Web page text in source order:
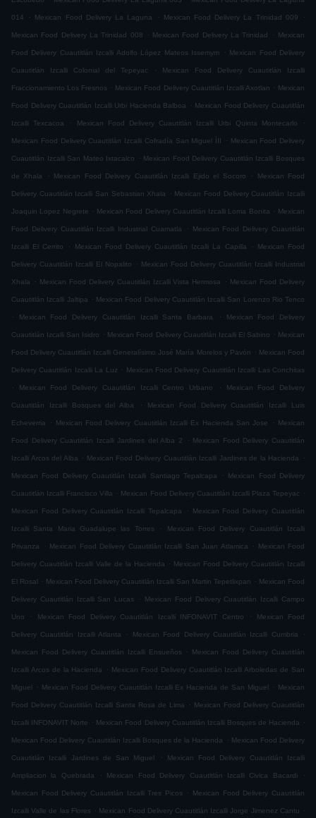
014 . Mexican Food Delivery La Laguna . Mexican Food Delivery La Trinidad 009 .
Mexican Food Delivery La Trinidad 008 . Mexican Food Delivery La Trinidad . Mexican
Food Delivery Cuautitlán Izcalli Adolfo López Mateos Issemym . Mexican Food Delivery
Cuautitlán Izcalli Colonial del Tepeyac . Mexican Food Delivery Cuautitlán Izcalli
Fraccionamiento Los Fresnos . Mexican Food Delivery Cuautitlán Izcalli Axotlan . Mexican
Food Delivery Cuautitlán Izcalli Urbi Hacienda Balboa . Mexican Food Delivery Cuautitlán
Izcalli Texcacoa . Mexican Food Delivery Cuautitlán Izcalli Urbi Quinta Montecarlo .
Mexican Food Delivery Cuautitlán Izcalli Cofradía San Miguel ÌII . Mexican Food Delivery
Cuautitlán Izcalli San Mateo Ixtacalco . Mexican Food Delivery Cuautitlán Izcalli Bosques
de Xhala . Mexican Food Delivery Cuautitlán Izcalli Ejido el Socoro . Mexican Food
Delivery Cuautitlán Izcalli San Sebastian Xhala . Mexican Food Delivery Cuautitlán Izcalli
Joaquin Lopez Negrete . Mexican Food Delivery Cuautitlán Izcalli Loma Bonita . Mexican
Food Delivery Cuautitlán Izcalli Industrial Cuamatla . Mexican Food Delivery Cuautitlán
Izcalli El Cerrito . Mexican Food Delivery Cuautitlán Izcalli La Capilla . Mexican Food
Delivery Cuautitlán Izcalli El Nopalito . Mexican Food Delivery Cuautitlán Izcalli Industrial
Xhala . Mexican Food Delivery Cuautitlán Izcalli Vista Hermosa . Mexican Food Delivery
Cuautitlán Izcalli Jaltipa . Mexican Food Delivery Cuautitlán Izcalli San Lorenzo Rio Tenco
.
Mexican Food Delivery Cuautitlán Izcalli Santa Barbara . Mexican Food Delivery
Cuautitlán Izcalli San Isidro . Mexican Food Delivery Cuautitlán Izcalli El Sabino . Mexican
Food Delivery Cuautitlán Izcalli Generalísimo José María Morelos y Pavón . Mexican Food
Delivery Cuautitlán Izcalli La Luz . Mexican Food Delivery Cuautitlán Izcalli Las Conchitas
.
Mexican Food Delivery Cuautitlán Izcalli Centro Urbano . Mexican Food Delivery
Cuautitlán Izcalli Bosques del Alba . Mexican Food Delivery Cuautitlán Izcalli Luis
Echeverria . Mexican Food Delivery Cuautitlán Izcalli Ex Hacienda San Jose . Mexican
Food Delivery Cuautitlán Izcalli Jardines del Alba 2 . Mexican Food Delivery Cuautitlán
Izcalli Arcos del Alba . Mexican Food Delivery Cuautitlán Izcalli Jardines de la Hacienda .
Mexican Food Delivery Cuautitlán Izcalli Santiago Tepalcapa . Mexican Food Delivery
Cuautitlán Izcalli Francisco Villa . Mexican Food Delivery Cuautitlán Izcalli Plaza Tepeyac .
Mexican Food Delivery Cuautitlán Izcalli Tepalcapa . Mexican Food Delivery Cuautitlán
Izcalli Santa Maria Guadalupe las Torres . Mexican Food Delivery Cuautitlán Izcalli
Privanza . Mexican Food Delivery Cuautitlán Izcalli San Juan Atlamica . Mexican Food
Delivery Cuautitlán Izcalli Valle de la Hacienda . Mexican Food Delivery Cuautitlán Izcalli
El Rosal . Mexican Food Delivery Cuautitlán Izcalli San Martin Tepetlixpan . Mexican Food
Delivery Cuautitlán Izcalli San Lucas . Mexican Food Delivery Cuautitlán Izcalli Campo
Uno . Mexican Food Delivery Cuautitlán Izcalli INFONAVIT Centro . Mexican Food
Delivery Cuautitlán Izcalli Atlanta . Mexican Food Delivery Cuautitlán Izcalli Cumbria .
Mexican Food Delivery Cuautitlán Izcalli Ensueños . Mexican Food Delivery Cuautitlán
Izcalli Arcos de la Hacienda . Mexican Food Delivery Cuautitlán Izcalli Arboledas de San
Miguel . Mexican Food Delivery Cuautitlán Izcalli Ex Hacienda de San Miguel . Mexican
Food Delivery Cuautitlán Izcalli Santa Rosa de Lima . Mexican Food Delivery Cuautitlán
Izcalli INFONAVIT Norte . Mexican Food Delivery Cuautitlán Izcalli Bosques de Hacienda .
Mexican Food Delivery Cuautitlán Izcalli Bosques de la Hacienda . Mexican Food Delivery
Cuautitlán Izcalli Jardines de San Miguel . Mexican Food Delivery Cuautitlán Izcalli
Ampliacion la Quebrada . Mexican Food Delivery Cuautitlán Izcalli Civica Bacardi .
Mexican Food Delivery Cuautitlán Izcalli Tres Picos . Mexican Food Delivery Cuautitlán
Izcalli Valle de las Flores . Mexican Food Delivery Cuautitlán Izcalli Jorge Jimenez Cantu .